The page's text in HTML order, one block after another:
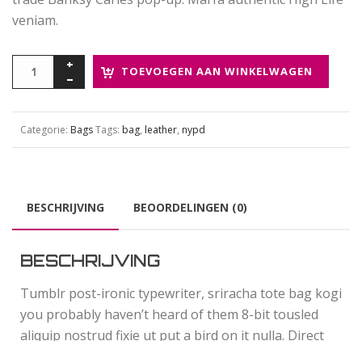
veniam.
TOEVOEGEN AAN WINKELWAGEN
Categorie: BagsTags: bag, leather, nypd
BESCHRIJVING BEOORDELINGEN (0)
BESCHRIJVING
Tumblr post-ironic typewriter, sriracha tote bag kogi
you probably haven’t heard of them 8-bit tousled
aliquip nostrud fixie ut put a bird on it nulla. Direct